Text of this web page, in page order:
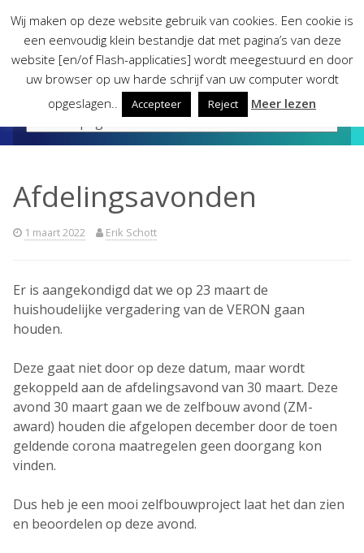
content
Afdelingsavonden
1 maart 2022 Erik Schott
Er is aangekondigd dat we op 23 maart de
huishoudelijke vergadering van de VERON gaan
houden.
Deze gaat niet door op deze datum, maar wordt
gekoppeld aan de afdelingsavond van 30 maart. Deze
avond 30 maart gaan we de zelfbouw avond (ZM-
award) houden die afgelopen december door de toen
geldende corona maatregelen geen doorgang kon
vinden.
Dus heb je een mooi zelfbouwproject laat het dan zien
en beoordelen op deze avond.
Wij maken op deze website gebruik van cookies. Een cookie is
een eenvoudig klein bestandje dat met pagina’s van deze
website [en/of Flash-applicaties] wordt meegestuurd en door
uw browser op uw harde schrijf van uw computer wordt
opgeslagen..
Accepteer Reject Meer lezen